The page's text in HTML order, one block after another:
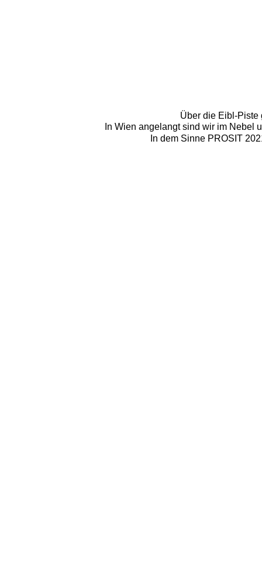
Über die Eibl-Piste
In Wien angelangt sind wir im Nebel
In dem Sinne PROSIT